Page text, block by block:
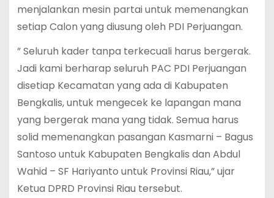
menjalankan mesin partai untuk memenangkan
setiap Calon yang diusung oleh PDI Perjuangan.
” Seluruh kader tanpa terkecuali harus bergerak.
Jadi kami berharap seluruh PAC PDI Perjuangan
disetiap Kecamatan yang ada di Kabupaten
Bengkalis, untuk mengecek ke lapangan mana
yang bergerak mana yang tidak. Semua harus
solid memenangkan pasangan Kasmarni – Bagus
Santoso untuk Kabupaten Bengkalis dan Abdul
Wahid – SF Hariyanto untuk Provinsi Riau,” ujar
Ketua DPRD Provinsi Riau tersebut.